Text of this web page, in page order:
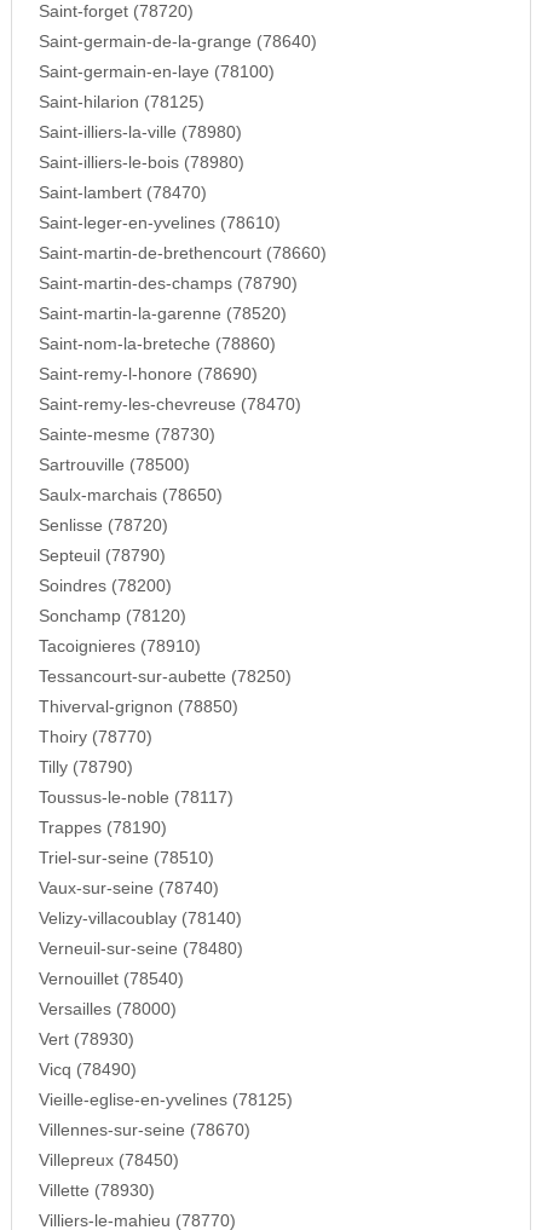
Saint-forget (78720)
Saint-germain-de-la-grange (78640)
Saint-germain-en-laye (78100)
Saint-hilarion (78125)
Saint-illiers-la-ville (78980)
Saint-illiers-le-bois (78980)
Saint-lambert (78470)
Saint-leger-en-yvelines (78610)
Saint-martin-de-brethencourt (78660)
Saint-martin-des-champs (78790)
Saint-martin-la-garenne (78520)
Saint-nom-la-breteche (78860)
Saint-remy-l-honore (78690)
Saint-remy-les-chevreuse (78470)
Sainte-mesme (78730)
Sartrouville (78500)
Saulx-marchais (78650)
Senlisse (78720)
Septeuil (78790)
Soindres (78200)
Sonchamp (78120)
Tacoignieres (78910)
Tessancourt-sur-aubette (78250)
Thiverval-grignon (78850)
Thoiry (78770)
Tilly (78790)
Toussus-le-noble (78117)
Trappes (78190)
Triel-sur-seine (78510)
Vaux-sur-seine (78740)
Velizy-villacoublay (78140)
Verneuil-sur-seine (78480)
Vernouillet (78540)
Versailles (78000)
Vert (78930)
Vicq (78490)
Vieille-eglise-en-yvelines (78125)
Villennes-sur-seine (78670)
Villepreux (78450)
Villette (78930)
Villiers-le-mahieu (78770)